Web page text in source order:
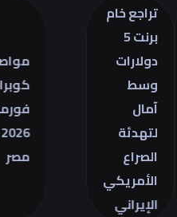
تراجع خام
برنت 5
دولارات
وسط
لتهدئة
الصراع
الأمريكي
الإيراني
مواصفات
كوبرا
فورمينتور
2026 في